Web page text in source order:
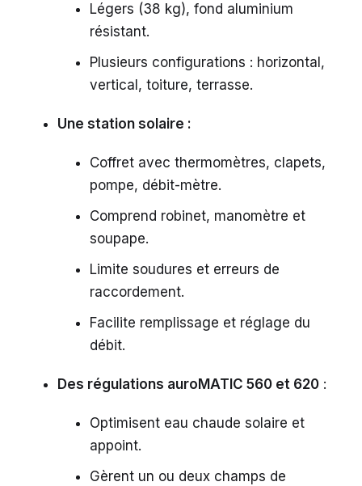
Légers (38 kg), fond aluminium
résistant.
Plusieurs configurations : horizontal,
vertical, toiture, terrasse.
Une station solaire :
Coffret avec thermomètres, clapets,
pompe, débit-mètre.
Comprend robinet, manomètre et
soupape.
Limite soudures et erreurs de
raccordement.
Facilite remplissage et réglage du
débit.
Des régulations auroMATIC 560 et 620 :
Optimisent eau chaude solaire et
appoint.
Gèrent un ou deux champs de